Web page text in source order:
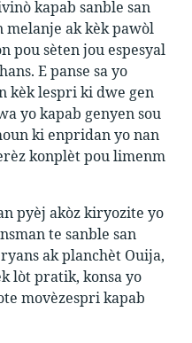
kapab sanble san
melanje ak kèk pawòl
pou sèten jou espesyal
E panse sa yo
kèk lespri ki dwe gen
yo kapab genyen sou
ki enpridan yo nan
konplèt pou limenm
pyèj akòz kiryozite yo
te sanble san
ak planchèt Ouija,
lòt pratik, konsa yo
movèzespri kapab